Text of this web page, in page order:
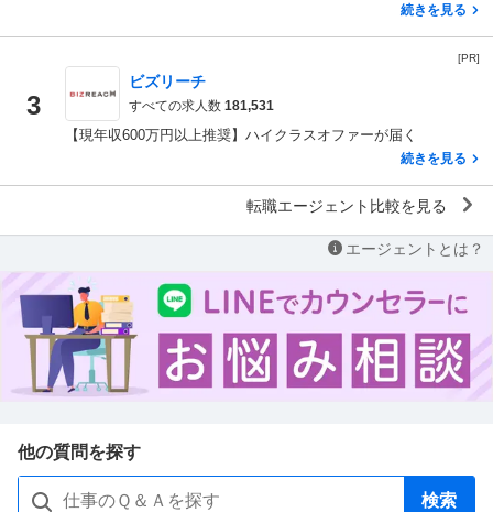
続きを見る
[PR]
3
ビズリーチ
すべての求人数 181,531
【現年収600万円以上推奨】ハイクラスオファーが届く
続きを見る
転職エージェント比較を見る
エージェントとは？
他の質問を探す
検索